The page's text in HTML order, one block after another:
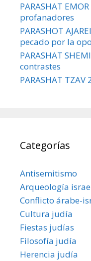
PARASHAT
profanadores
PARASHOT
pecado por la
PARASHAT
contrastes
PARASHAT
Categorías
Antisemitismo
Arqueología
Conflicto árabe-
Cultura judía
Fiestas judías
Filosofía judía
Herencia judía